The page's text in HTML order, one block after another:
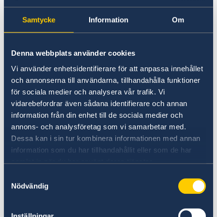
Samtycke Information Om
Denna webbplats använder cookies
Vi använder enhetsidentifierare för att anpassa innehållet
och annonserna till användarna, tillhandahålla funktioner
för sociala medier och analysera vår trafik. Vi
vidarebefordrar även sådana identifierare och annan
information från din enhet till de sociala medier och
annons- och analysföretag som vi samarbetar med.
Dessa kan i sin tur kombinera informationen med annan
information som du har tillhandahållit eller som de har
samlat in när du har använt deras tjänster.
Nödvändig
Ambassadens reseinformation –
Peru
På regeringen.se finns UD:s reseavrådan, råd
och tips inför din utlandsresa och information
om vilken hjälp du kan få av UD i olika
situationer.
UD:s reseinformation på
regeringen.se
Följ UD Resklar på Facebook och X
UD Resklar på Facebook